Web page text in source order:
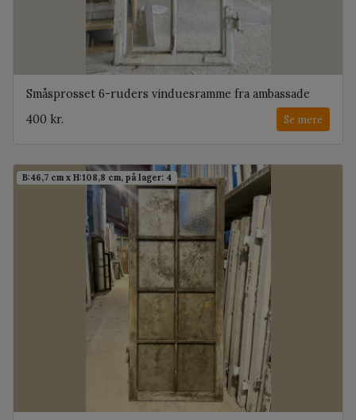
Småsprosset 6-ruders vinduesramme fra ambassade
400 kr.
Se mere
B:46,7 cm x H:108,8 cm, på lager: 4